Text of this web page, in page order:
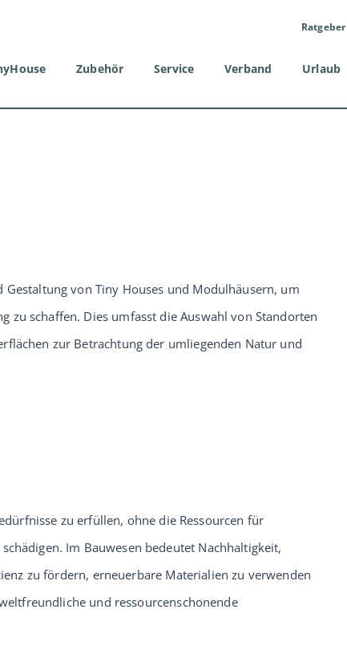
Ratgeber
Zubehör Service Verband Urlaub
von Tiny Houses und Modulhäusern, um
schaffen. Dies umfasst die Auswahl von Standorten
zur Betrachtung der umliegenden Natur und
zu erfüllen, ohne die Ressourcen für
Im Bauwesen bedeutet Nachhaltigkeit,
zu fördern, erneuerbare Materialien zu verwenden
und ressourcenschonende